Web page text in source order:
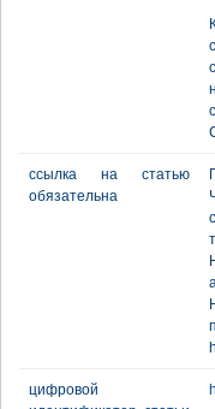
ссылка на статью
обязательна
цифровой